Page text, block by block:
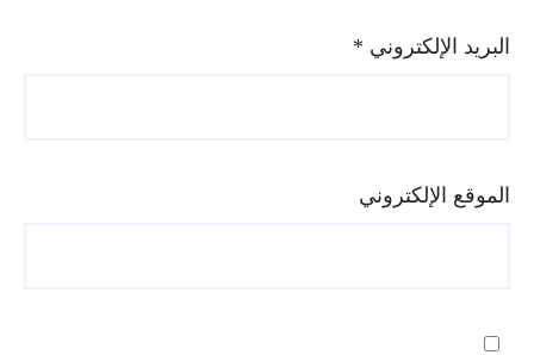
البريد الإلكتروني*
الموقع الإلكتروني